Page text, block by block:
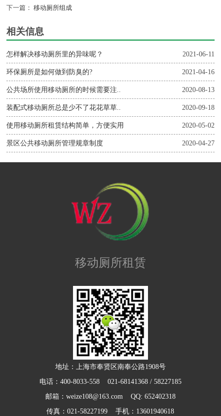
下一篇： 移动厕所组成
相关信息
2021-06-11
怎样解决移动厕所里的异味呢？
2021-04-16
环保厕所是如何做到防臭的?
2020-08-13
公共场所使用移动厕所的时候需要注..
2020-09-18
装配式移动厕所总是少不了花花草草..
2020-05-02
使用移动厕所租赁结构简单，方便实用
2020-04-27
景区公共移动厕所管理规章制度
移动厕所租赁
地址：上海市奉贤区南奉公路1908号
电话：400-8033-558 021-68141368 / 58227185
邮箱：weize108@163.com QQ: 652402318
传真：021-58227199 手机：13601940618